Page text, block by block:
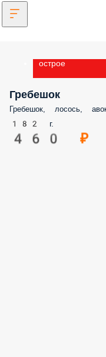
острое
Гребешок
Гребешок, лосось,
182 г.
460 ₽